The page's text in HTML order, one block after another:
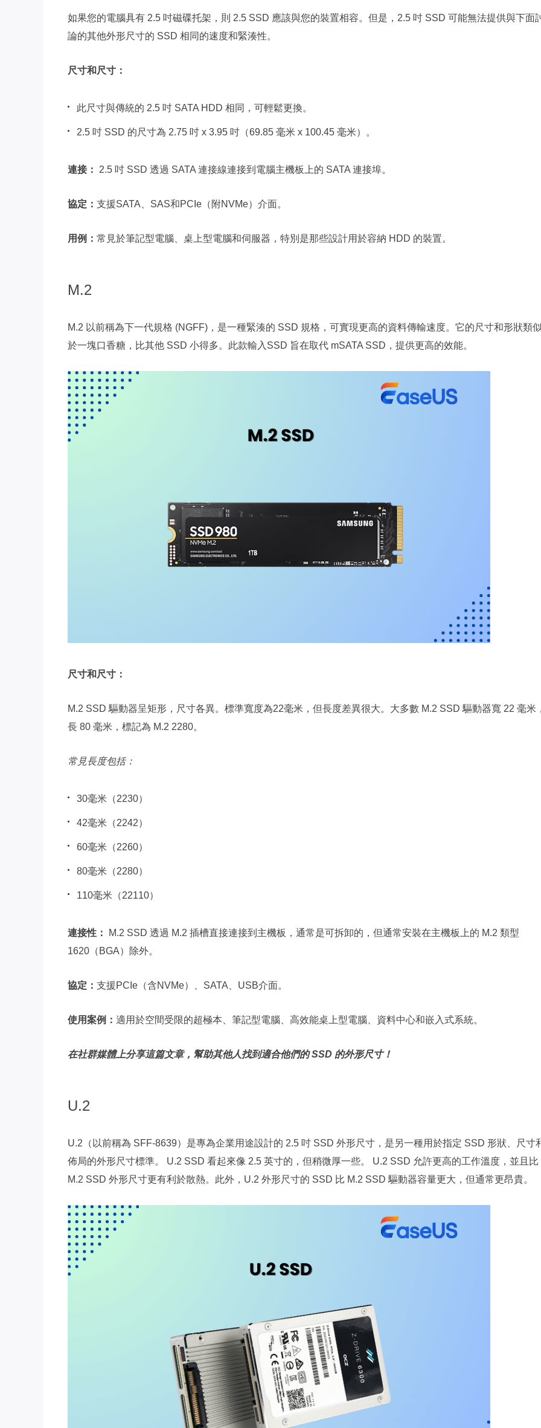
如果您的電腦具有 2.5 吋磁碟托架，則 2.5 SSD 應該與您的裝置相容。但是，2.5 吋 SSD 可能無法提供與下面
論的其他外形尺寸的 SSD 相同的速度和緊湊性。
尺寸和尺寸：
此尺寸與傳統的 2.5 吋 SATA HDD 相同，可輕鬆更換。
2.5 吋 SSD 的尺寸為 2.75 吋 x 3.95 吋（69.85 毫米 x 100.45 毫米）。
連接： 2.5 吋 SSD 透過 SATA 連接線連接到電腦主機板上的 SATA 連接埠。
協定： 支援SATA、SAS和PCIe（附NVMe）介面。
用例： 常見於筆記型電腦、桌上型電腦和伺服器，特別是那些設計用於容納 HDD 的裝置。
M.2
M.2 以前稱為下一代規格 (NGFF)，是一種緊湊的 SSD 規格，可實現更高的資料傳輸速度。它的尺寸和形狀類
於一塊口香糖，比其他 SSD 小得多。此款輸入SSD 旨在取代 mSATA SSD，提供更高的效能。
尺寸和尺寸：
M.2 SSD 驅動器呈矩形，尺寸各異。標準寬度為22毫米，但長度差異很大。大多數 M.2 SSD 驅動器寬 22 毫米
長 80 毫米，標記為 M.2 2280。
常見長度包括：
30毫米（2230）
42毫米（2242）
60毫米（2260）
80毫米（2280）
110毫米（22110）
連接性：
M.2 SSD 透過 M.2 插槽直接連接到主機板，通常是可拆卸的，但通常安裝在主機板上的 M.2 類型
1620（BGA）除外。
協定： 支援PCIe（含NVMe）、SATA、USB介面。
使用案例： 適用於空間受限的超極本、筆記型電腦、高效能桌上型電腦、資料中心和嵌入式系統。
在社群媒體上分享這篇文章，幫助其他人找到適合他們的 SSD 的外形尺寸！
U.2
U.2（以前稱為 SFF-8639）是專為企業用途設計的 2.5 吋 SSD 外形尺寸，是另一種用於指定 SSD 形狀、尺寸
佈局的外形尺寸標準。 U.2 SSD 看起來像 2.5 英寸的，但稍微厚一些。 U.2 SSD 允許更高的工作溫度，並且比
M.2 SSD 外形尺寸更有利於散熱。此外，U.2 外形尺寸的 SSD 比 M.2 SSD 驅動器容量更大，但通常更昂貴。